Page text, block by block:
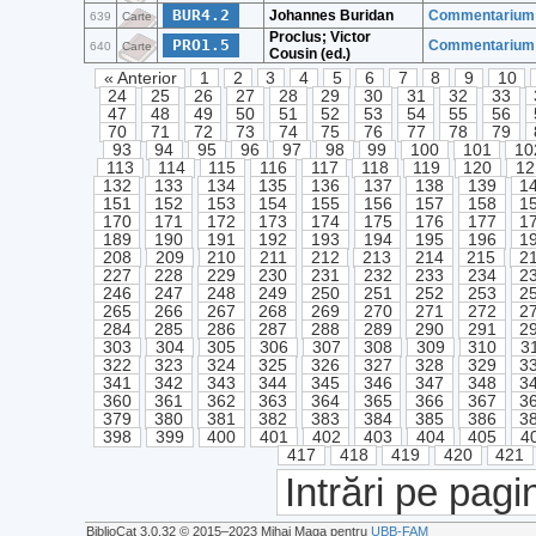
639 Carte BUR4.2 Johannes Buridan
640 Carte PRO1.5
Proclus; Victor
Cousin (ed.)
« Anterior 1 2 3 4 5 6 7 8 9
10
24
25 26 27 28 29 30 31 32 33
47
48 49 50 51 52 53 54 55 56
70
71 72 73 74 75 76 77 78 79
93
94 95 96 97 98 99 100 101
113
114 115 116 117 118 119 120
132
133 134 135 136 137 138 139
151
152 153 154 155 156 157 158
170
171 172 173 174 175 176 177
189
190 191 192 193 194 195 196
208
209 210 211 212 213 214 215
227
228 229 230 231 232 233 234
246
247 248 249 250 251 252 253
265
266 267 268 269 270 271 272
284
285 286 287 288 289 290 291
303
304 305 306 307 308 309 310
322
323 324 325 326 327 328 329
341
342 343 344 345 346 347 348
360
361 362 363 364 365 366 367
379
380 381 382 383 384 385 386
398
399 400 401 402 403 404 405
417
418 419 420 421
Intrări pe
BiblioCat 3.0.32 © 2015‒2023 Mihai Maga pentru UBB-FAM